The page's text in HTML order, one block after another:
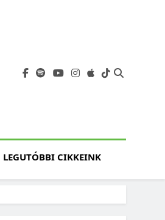
LEGUTÓBBI CIKKEINK